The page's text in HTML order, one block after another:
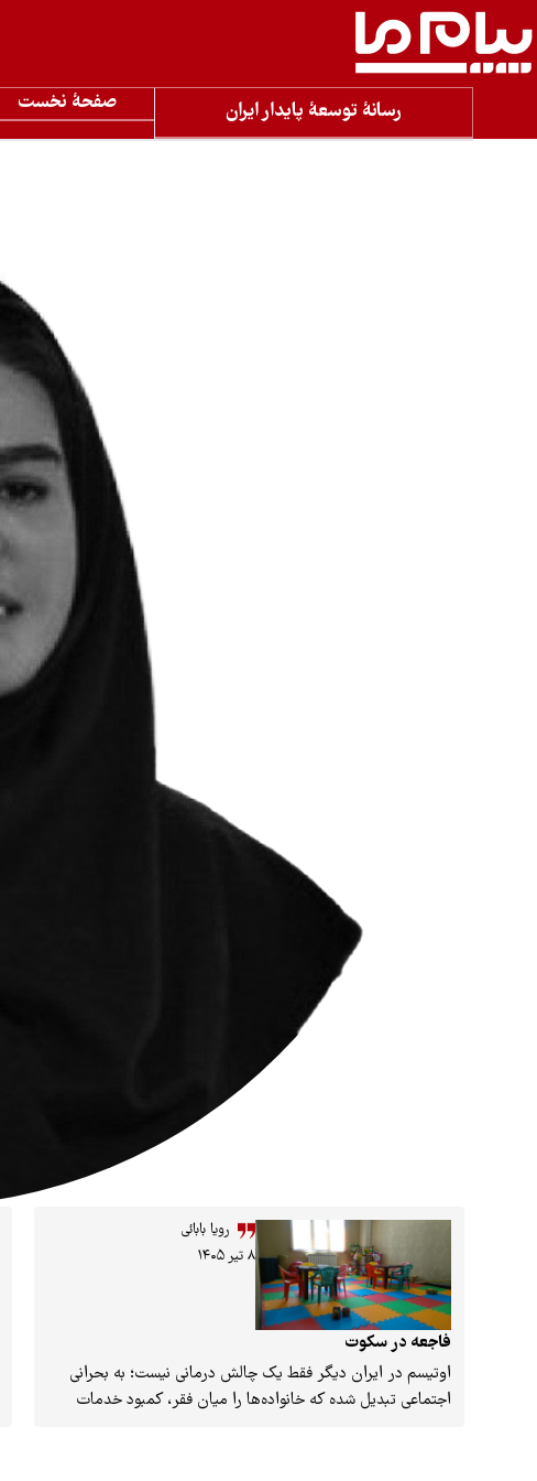
رسانۀ توسعۀ پایدار ایران صفحۀ نخست
رویا بابائی
۸ تیر ۱۴۰۵
فاجعه در سکوت
اوتیسم در ایران دیگر فقط یک چالش درمانی نیست؛ به بحرانی
اجتماعی تبدیل شده که خانواده‌ها را میان فقر، کمبود خدمات